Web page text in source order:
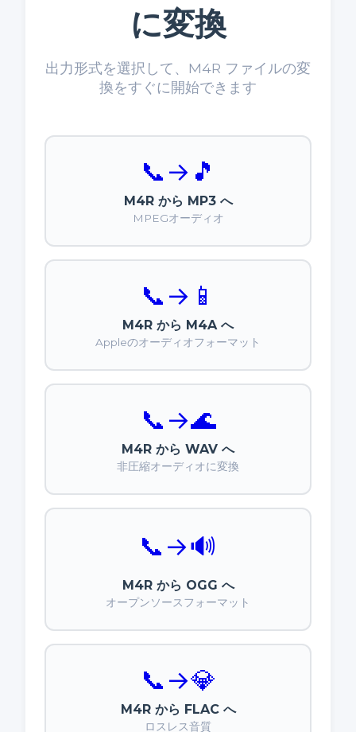
に変換
出力形式を選択して、M4R ファイルの変
換をすぐに開始できます
📞 → 🎵
M4R から MP3 へ
MPEGオーディオ
📞 → 📱
M4R から M4A へ
Appleのオーディオフォーマット
📞 →🌊
M4R から WAV へ
非圧縮オーディオに変換
📞 →🔊
M4R から OGG へ
オープンソースフォーマット
📞 →💎
M4R から FLAC へ
ロスレス音質